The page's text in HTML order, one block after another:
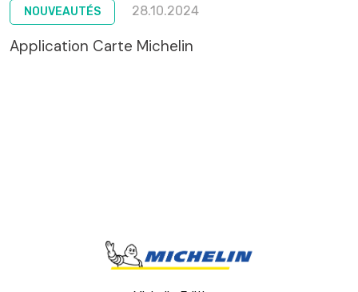
NOUVEAUTÉS 28.10.2024
Application Carte Michelin